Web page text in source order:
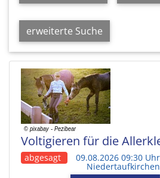
erweiterte Suche
Voltigieren für die
abgesagt 09.08.2026 09:30 Uhr
Niedertaufkirchen